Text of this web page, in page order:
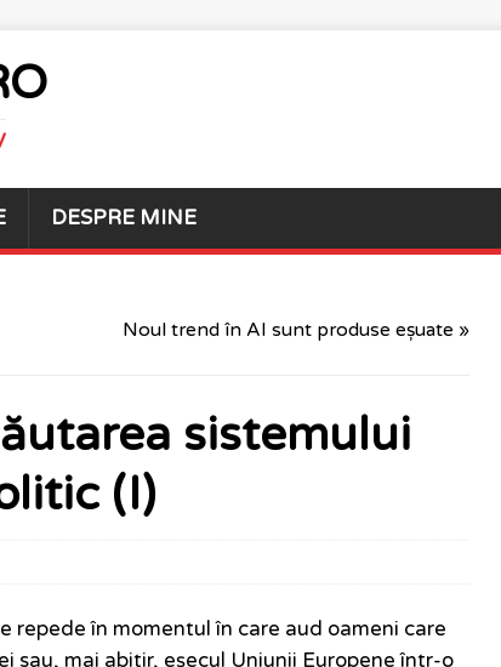
DESPRE MINE
Noul trend în AI sunt produse eșuate »
sistemului
(I)
repede în momentul în care aud oameni care
sau, mai abitir, eșecul Uniunii Europene într-o